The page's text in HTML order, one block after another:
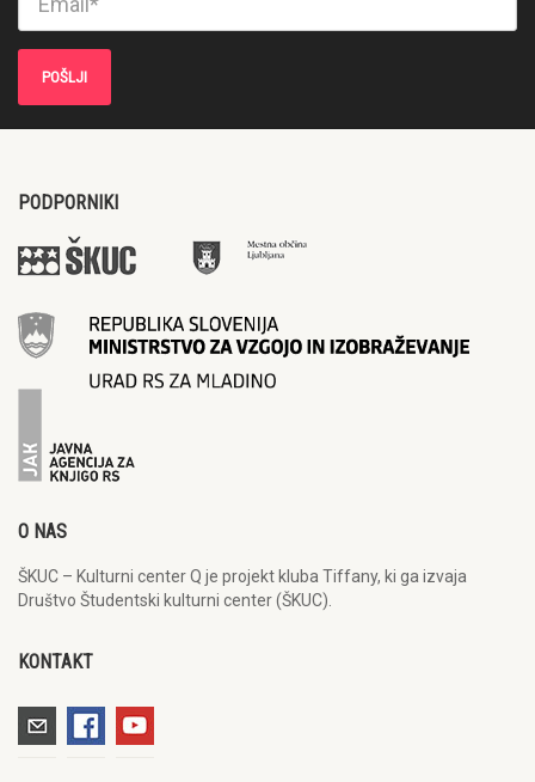
PODPORNIKI
O NAS
ŠKUC – Kulturni center Q je projekt kluba Tiffany, ki ga izvaja
Društvo Študentski kulturni center (ŠKUC).
KONTAKT